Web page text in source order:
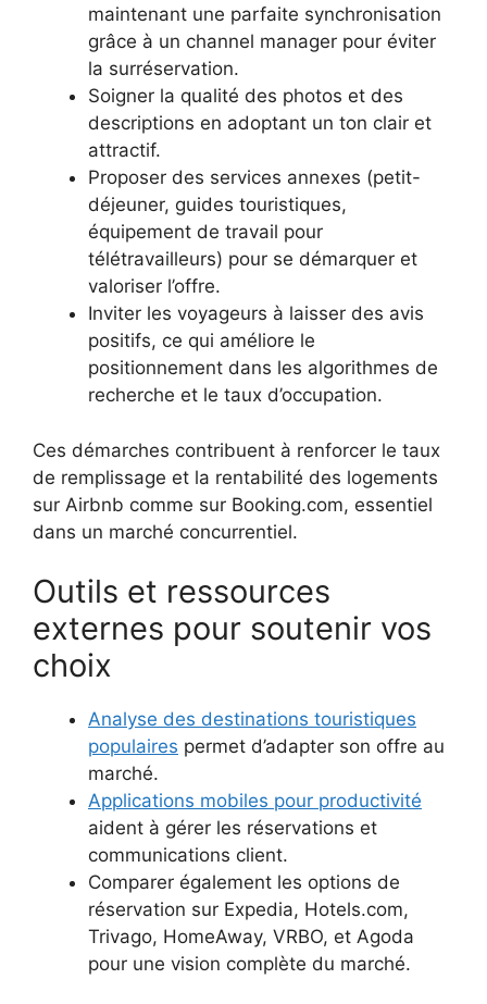
maintenant une parfaite synchronisation
grâce à un channel manager pour éviter
la surréservation.
Soigner la qualité des photos et des
descriptions en adoptant un ton clair et
attractif.
Proposer des services annexes (petit-
déjeuner, guides touristiques,
équipement de travail pour
télétravailleurs) pour se démarquer et
valoriser l’offre.
Inviter les voyageurs à laisser des avis
positifs, ce qui améliore le
positionnement dans les algorithmes de
recherche et le taux d’occupation.
Ces démarches contribuent à renforcer le taux
de remplissage et la rentabilité des logements
sur Airbnb comme sur Booking.com, essentiel
dans un marché concurrentiel.
Outils et ressources
externes pour soutenir vos
choix
Analyse des destinations touristiques
populaires permet d’adapter son offre au
marché.
Applications mobiles pour productivité
aident à gérer les réservations et
communications client.
Comparer également les options de
réservation sur Expedia, Hotels.com,
Trivago, HomeAway, VRBO, et Agoda
pour une vision complète du marché.